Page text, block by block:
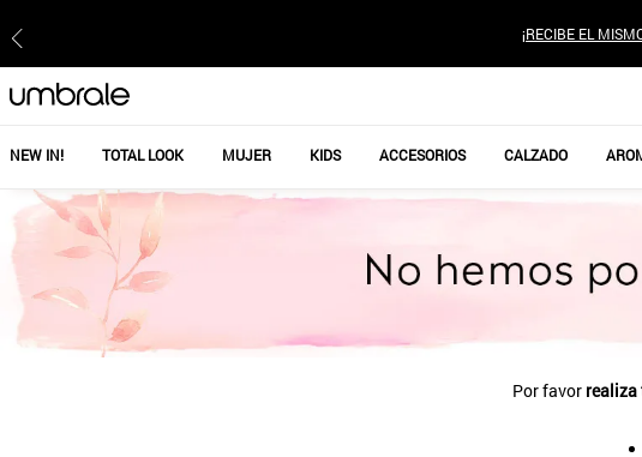
¡RECIBE EL
NEW IN! TOTAL LOOK MUJER KIDS ACCESORIOS CALZADO
Por favor realiza